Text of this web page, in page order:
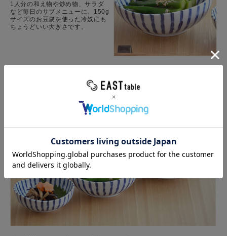
1人分の和え物や炒め物、サラダ
など毎日のサブメニューに。150g
サイズのお豆腐を使った冷奴にも
ちょうどいい大きさです。
用途に合わせて使える3サイズ